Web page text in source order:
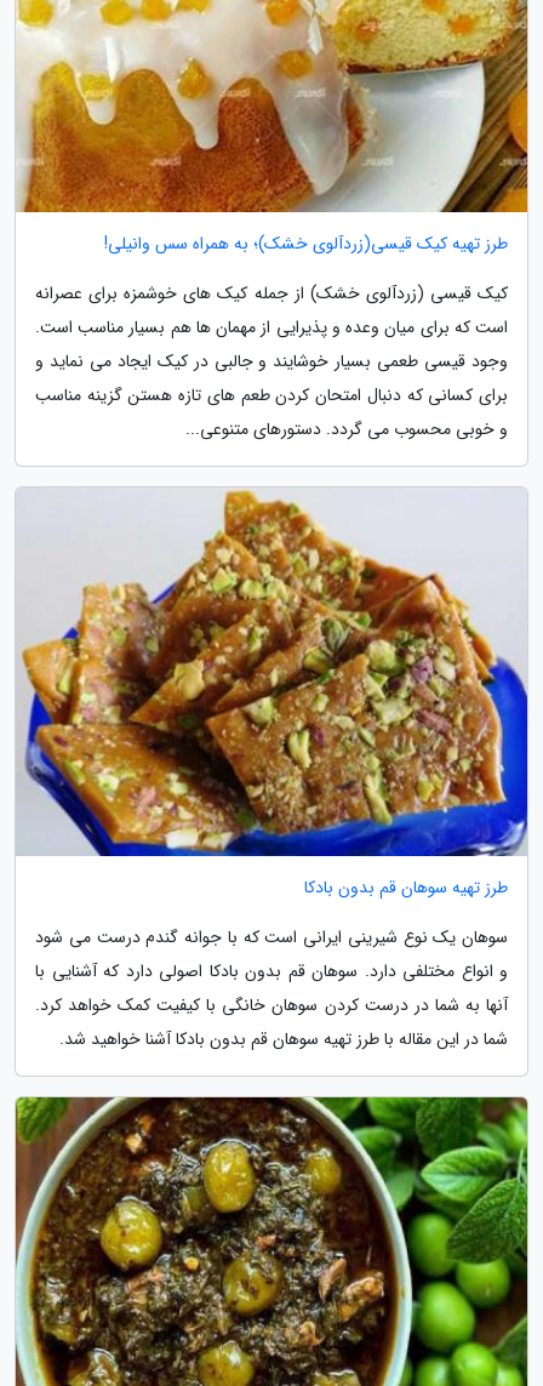
طرز تهیه کیک قیسی(زردآلوی خشک)؛ به همراه سس وانیلی!
کیک قیسی (زردآلوی خشک) از جمله کیک های خوشمزه برای عصرانه
است که برای میان وعده و پذیرایی از مهمان ها هم بسیار مناسب است.
وجود قیسی طعمی بسیار خوشایند و جالبی در کیک ایجاد می نماید و
برای کسانی که دنبال امتحان کردن طعم های تازه هستن گزینه مناسب
و خوبی محسوب می گردد. دستورهای متنوعی...
طرز تهیه سوهان قم بدون بادکا
سوهان یک نوع شیرینی ایرانی است که با جوانه گندم درست می شود
و انواع مختلفی دارد. سوهان قم بدون بادکا اصولی دارد که آشنایی با
آنها به شما در درست کردن سوهان خانگی با کیفیت کمک خواهد کرد.
شما در این مقاله با طرز تهیه سوهان قم بدون بادکا آشنا خواهید شد.